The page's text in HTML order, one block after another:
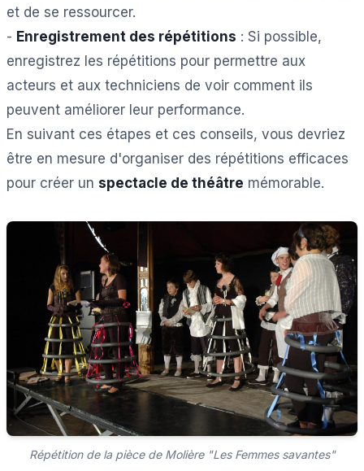
et de se ressourcer.
- Enregistrement des répétitions : Si possible,
enregistrez les répétitions pour permettre aux
acteurs et aux techniciens de voir comment ils
peuvent améliorer leur performance.
En suivant ces étapes et ces conseils, vous devriez
être en mesure d'organiser des répétitions efficaces
pour créer un spectacle de théâtre mémorable.
Répétition de la pièce de Molière "Les Femmes savantes"